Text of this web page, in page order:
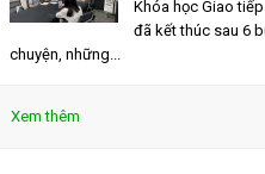
Khóa học Giao
đã kết thúc sau 6
chuyện, những...
Xem thêm